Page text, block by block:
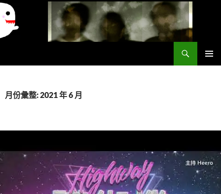
要
月份彙整: 2021 年 6 月